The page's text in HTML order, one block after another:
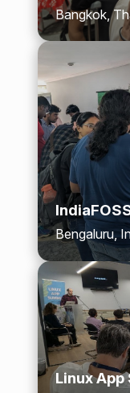
Bangkok,
Bengaluru,
Linux